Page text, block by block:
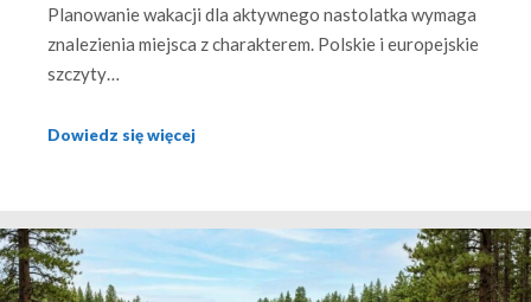
Planowanie wakacji dla aktywnego nastolatka wymaga
znalezienia miejsca z charakterem. Polskie i europejskie
szczyty…
Dowiedz się więcej